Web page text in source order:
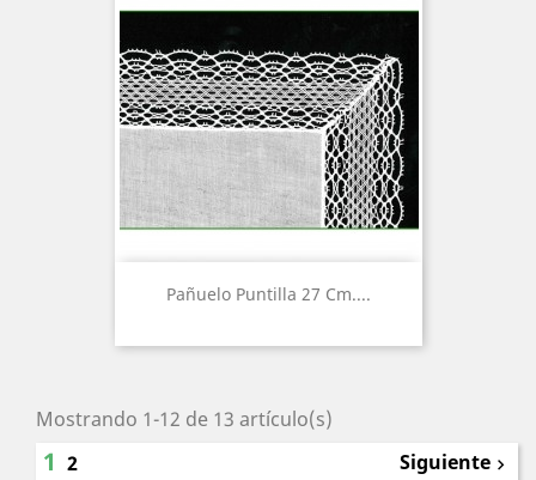
Pañuelo Puntilla 27 Cm....
Mostrando 1-12 de 13 artículo(s)
1 2 Siguiente 